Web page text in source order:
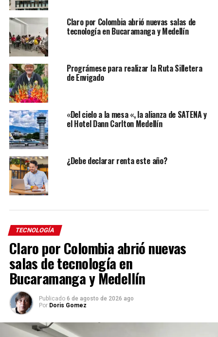
Claro por Colombia abrió nuevas salas de
tecnología en Bucaramanga y Medellín
Prográmese para realizar la Ruta Silletera
de Envigado
«Del cielo a la mesa «, la alianza de SATENA y
el Hotel Dann Carlton Medellín
¿Debe declarar renta este año?
TECNOLOGÍA
Claro por Colombia abrió nuevas
salas de tecnología en
Bucaramanga y Medellín
Publicado 6 de agosto de 2026 ago
Por Doris Gomez